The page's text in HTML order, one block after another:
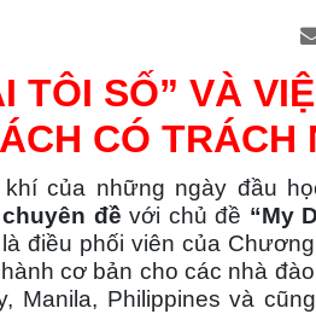
TÔI SỐ” VÀ
CÓ TRÁCH
khí của những ngày đầu
đề với chủ đề “My
điều phối viên của
cơ bản cho các nhà
Manila, Philippines và